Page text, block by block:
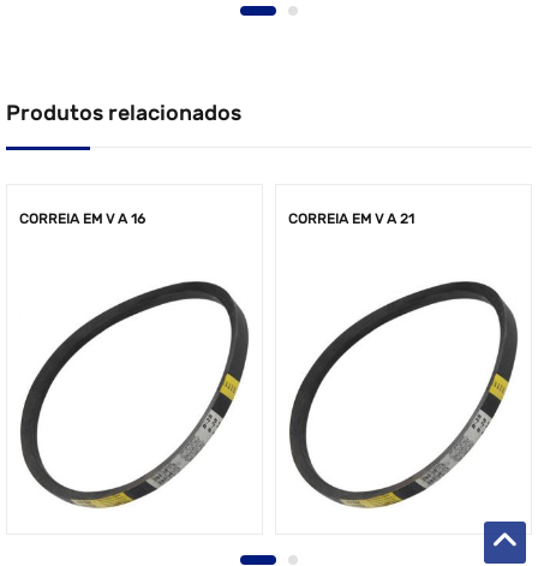
Produtos relacionados
CORREIA EM V A 16 CORREIA EM V A 21